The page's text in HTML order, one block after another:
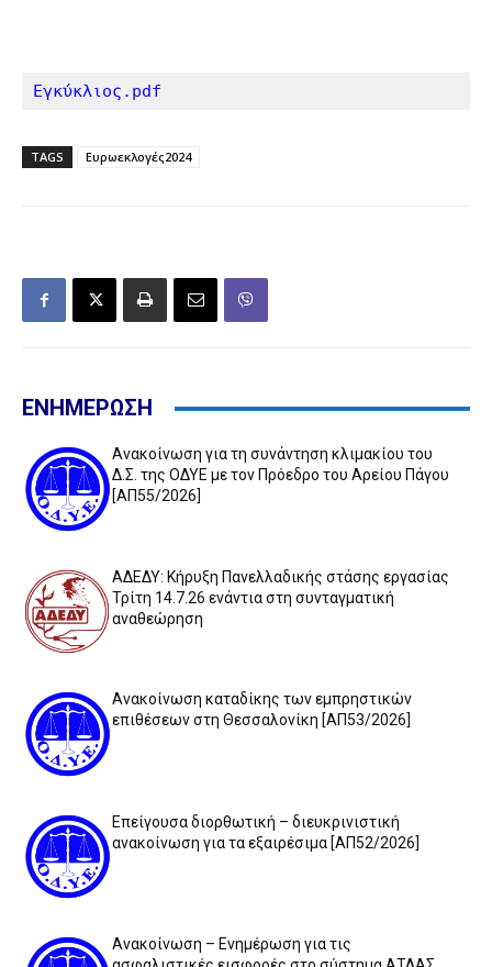
Εγκύκλιος.pdf
TAGS Ευρωεκλογές2024
ΕΝΗΜΕΡΩΣΗ
Ανακοίνωση για τη συνάντηση κλιμακίου του
Δ.Σ. της ΟΔΥΕ με τον Πρόεδρο του Αρείου Πάγου
[ΑΠ55/2026]
ΑΔΕΔΥ: Κήρυξη Πανελλαδικής στάσης εργασίας
Τρίτη 14.7.26 ενάντια στη συνταγματική
αναθεώρηση
Ανακοίνωση καταδίκης των εμπρηστικών
επιθέσεων στη Θεσσαλονίκη [ΑΠ53/2026]
Επείγουσα διορθωτική – διευκρινιστική
ανακοίνωση για τα εξαιρέσιμα [ΑΠ52/2026]
Ανακοίνωση – Ενημέρωση για τις